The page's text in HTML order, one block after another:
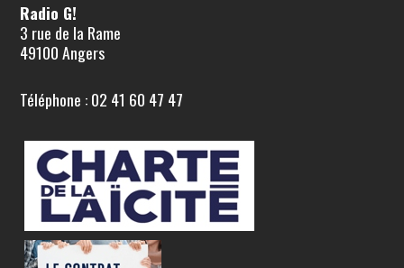
Radio G!
3 rue de la Rame
49100 Angers
Téléphone : 02 41 60 47 47